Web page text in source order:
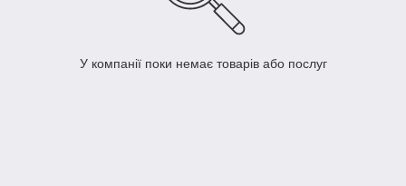
У компанії поки немає товарів або послуг